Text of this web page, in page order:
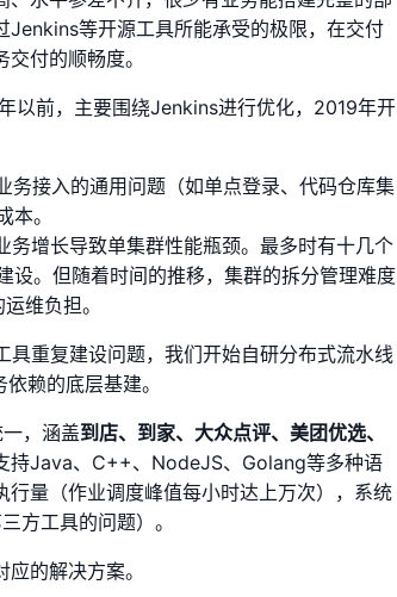
等开源工具所能承受的极限，在交付
付的顺畅度。
以前，主要围绕Jenkins进行优化，2019年开
务接入的通用问题（如单点登录、代码仓库集
。
务增长导致单集群性能瓶颈。最多时有十几个
设。但随着时间的推移，集群的拆分管理难度
维负担。
具重复建设问题，我们开始自研分布式流水线
赖的底层基建。
，涵盖到店、到家、大众点评、美团优选、
持Java、C++、NodeJS、Golang等多种语
行量（作业调度峰值每小时达上万次），系统
方工具的问题）。
的解决方案。